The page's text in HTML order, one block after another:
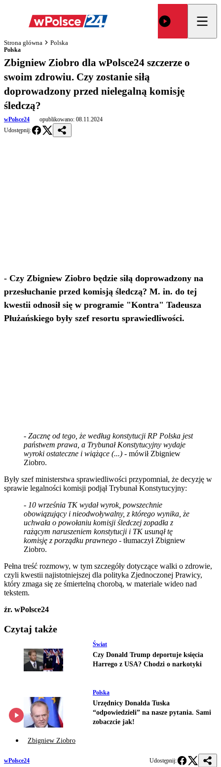
Strona główna Polska
Polska
Zbigniew Ziobro dla wPolsce24 szczerze o
swoim zdrowiu. Czy zostanie siłą
doprowadzony przed nielegalną komisję
śledczą?
wPolsce24 opublikowano: 08.11.2024
Udostępnij:
- Czy Zbigniew Ziobro będzie siłą doprowadzony na
przesłuchanie przed komisją śledczą? M. in. do tej
kwestii odnosił się w programie "Kontra" Tadeusza
Płużańskiego były szef resortu sprawiedliwości.
- Zacznę od tego, że według konstytucji RP Polska jest
państwem prawa, a Trybunał Konstytucyjny wydaje
wyroki ostateczne i wiążące (...) - mówił Zbigniew
Ziobro.
Były szef ministerstwa sprawiedliwości przypomniał, że decyzję w
sprawie legalności komisji podjął Trybunał Konstytucyjny:
- 10 września TK wydał wyrok, powszechnie
obowiązujący i nieodwoływalny, z którego wynika, że
uchwała o powołaniu komisji śledczej zopadła z
rażącym naruszeniem konstytucji i TK usunął tę
komisję z porządku prawnego - tłumaczył Zbigniew
Ziobro.
Pełna treść rozmowy, w tym szczegóły dotyczące walki o zdrowie,
czyli kwestii najistotniejszej dla polityka Zjednoczonej Prawicy,
który zmaga się ze śmiertelną chorobą, w materiale wideo nad
tekstem.
źr. wPolsce24
Czytaj także
Świat
Czy Donald Trump deportuje księcia
Harrego z USA? Chodzi o narkotyki
Polska
Urzędnicy Donalda Tuska
“odpowiedzieli” na nasze pytania. Sami
zobaczcie jak!
Zbigniew Ziobro
wPolsce24 Udostępnij: